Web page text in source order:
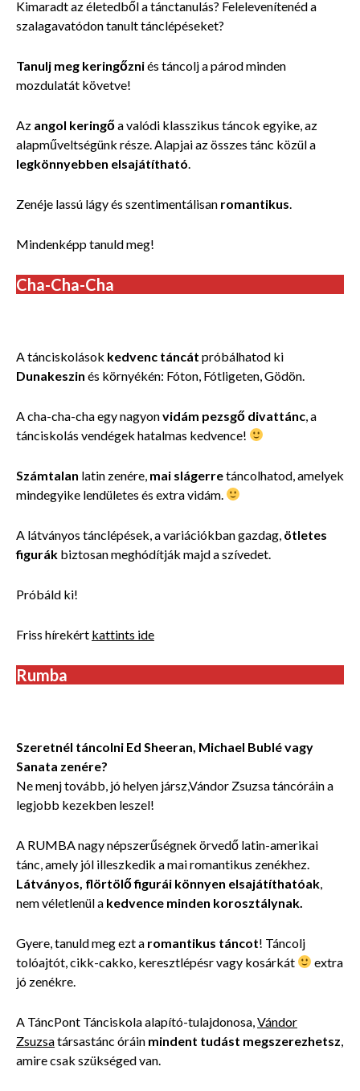
Kimaradt az életedből a tánctanulás? Felelevenítenéd a
szalagavatódon tanult tánclépéseket?
Tanulj meg keringőzniés táncolj a párod minden
mozdulatát követve!
Az angol keringőa valódi klasszikus táncok egyike, az
alapműveltségünk része. Alapjai az összes tánc közül a
legkönnyebben elsajátítható
Zenéje lassú lágy és szentimentálisan romantikus
Mindenképp tanuld meg!
Cha-Cha-Cha
A tánciskolások kedvenc táncát próbálhatod ki
Dunakeszin és környékén: Fóton, Fótligeten, Gödön.
A cha-cha-cha egy nagyonvidám pezsgő divattánc , a
tánciskolás vendégek hatalmas kedvence!
Számtalan latin zenére, mai slágerretáncolhatod, amelyek
mindegyike lendületes és extra vidám.
A látványos tánclépések, a variációkban gazdag, ötletes
figurák biztosan meghódítják majd a szívedet.
Próbáld ki!
Friss hírekért kattints ide
Rumba
Szeretnél táncolni Ed Sheeran, Michael Bublé vagy
Sanata zenére?
Ne menj tovább, jó helyen jársz,Vándor Zsuzsa táncóráin a
legjobb kezekben leszel!
A RUMBA nagy népszerűségnek örvedő latin-amerikai
tánc, amely jól illeszkedik a mai romantikus zenékhez.
Látványos, flörtölő figurái könnyen elsajátíthatóak
nem véletlenül a kedvence minden korosztálynak.
Gyere, tanuld meg ezt a romantikus táncot! Táncolj
tolóajtót, cikk-cakko, keresztlépésr vagy kosárkát
extra
jó zenékre.
A TáncPont Tánciskola alapító-tulajdonosa, Vándor
Zsuzsatársastánc óráin mindent tudást megszerezhetsz
amire csak szükséged van.